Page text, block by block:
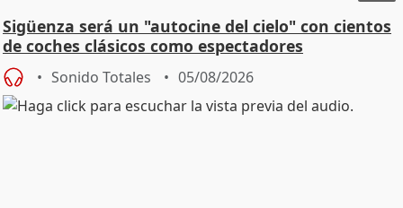
Sigüenza será un "autocine del cielo" con cientos
de coches clásicos como espectadores
Sonido Totales 05/08/2026